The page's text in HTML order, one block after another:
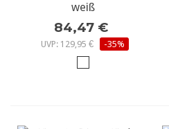
weiß
84,47 €
UVP: 129,95 € -35%